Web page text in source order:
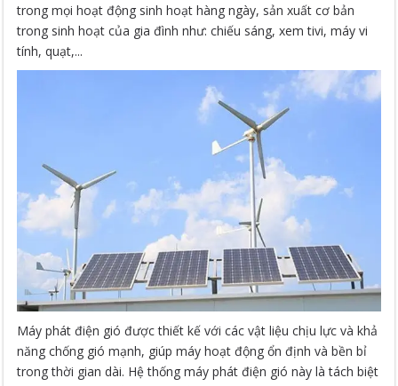
trong mọi hoạt động sinh hoạt hàng ngày, sản xuất cơ bản
trong sinh hoạt của gia đình như: chiếu sáng, xem tivi, máy vi
tính, quạt,...
Máy phát điện gió được thiết kế với các vật liệu chịu lực và khả
năng chống gió mạnh, giúp máy hoạt động ổn định và bền bỉ
trong thời gian dài. Hệ thống máy phát điện gió này là tách biệt